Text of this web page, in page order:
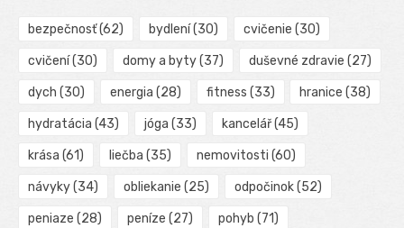
bezpečnosť(62) bydlení(30) cvičenie (30)
cvičení(30) domy a byty(37) duševné zdravie (27)
dych (30) energia (28) fitness (33) hranice (38)
hydratácia (43) jóga (33) kancelář(45)
krása (61) liečba (35) nemovitosti (60)
návyky(34) obliekanie (25) odpočinok(52)
peniaze (28) peníze (27) pohyb (71)